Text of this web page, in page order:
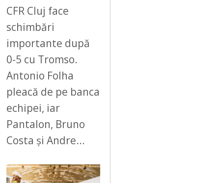
CFR Cluj face
schimbări
importante după
0-5 cu Tromso.
Antonio Folha
pleacă de pe banca
echipei, iar
Pantalon, Bruno
Costa și Andre…